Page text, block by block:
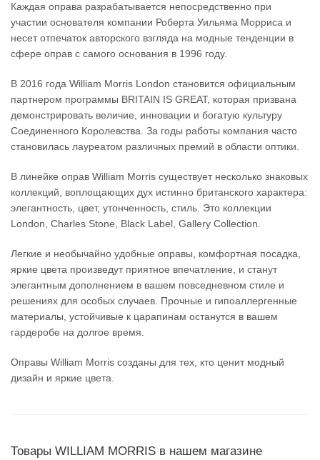
Каждая оправа разрабатывается непосредственно при
участии основателя компании Роберта Уильяма Морриса и
несет отпечаток авторского взгляда на модные тенденции в
сфере оправ с самого основания в 1996 году.
В 2016 года William Morris London становится официальным
партнером программы BRITAIN IS GREAT, которая призвана
демонстрировать величие, инновации и богатую культуру
Соединенного Королевства. За годы работы компания часто
становилась лауреатом различных премий в области оптики.
В линейке оправ William Morris существует несколько знаковых
коллекций, воплощающих дух истинно британского характера:
элегантность, цвет, утонченность, стиль. Это коллекции
London, Charles Stone, Black Label, Gallery Collection.
Легкие и необычайно удобные оправы, комфортная посадка,
яркие цвета произведут приятное впечатление, и станут
элегантным дополнением в вашем повседневном стиле и
решениях для особых случаев. Прочные и гипоаллергенные
материалы, устойчивые к царапинам останутся в вашем
гардеробе на долгое время.
Оправы William Morris созданы для тех, кто ценит модный
дизайн и яркие цвета.
Товары WILLIAM MORRIS в нашем магазине